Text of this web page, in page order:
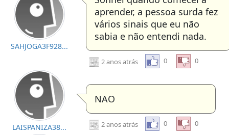
SAHJOGA3F928...
aprender, a pessoa surda fez
vários sinais que eu não
sabia e não entendi nada.
2 anos atrás 0 0
LAISPANIZA38...
NAO
2 anos atrás 0 0